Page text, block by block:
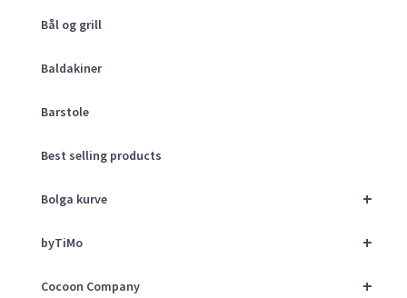
Bål og grill
Baldakiner
Barstole
Best selling products
+
Bolga kurve
+
byTiMo
+
Cocoon Company